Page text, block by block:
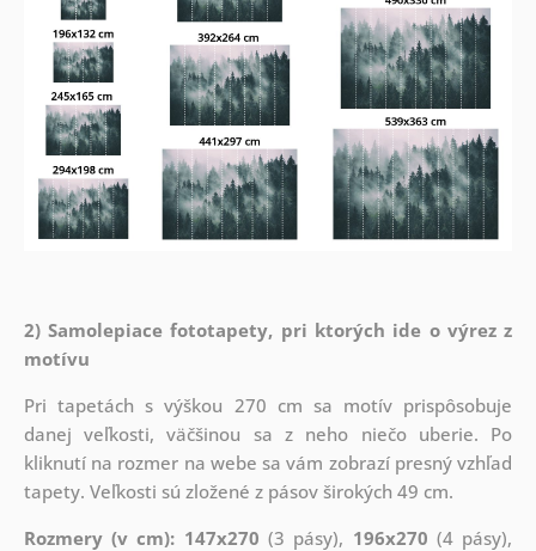
2) Samolepiace fototapety, pri ktorých ide o výrez z
motívu
Pri tapetách s výškou 270 cm sa motív prispôsobuje
danej veľkosti, väčšinou sa z neho niečo uberie. Po
kliknutí na rozmer na webe sa vám zobrazí presný vzhľad
tapety. Veľkosti sú zložené z pásov širokých 49 cm.
Rozmery (v cm): 147x270 (3 pásy), 196x270 (4 pásy),